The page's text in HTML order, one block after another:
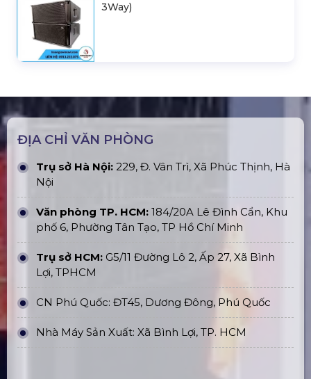
3Way)
ĐỊA CHỈ VĂN PHÒNG
Trụ sở Hà Nội: 229, Đ. Vân Trì, Xã Phúc Thịnh, Hà
Nội
Văn phòng TP. HCM: 184/20A Lê Đình Cẩn, Khu
phố 6, Phường Tân Tạo, TP Hồ Chí Minh
Trụ sở HCM: G5/11 Đường Lô 2, Ấp 27, Xã Bình
Lợi, TPHCM
CN Phú Quốc: ĐT45, Dương Đông, Phú Quốc
Nhà Máy Sản Xuất: Xã Bình Lợi, TP. HCM